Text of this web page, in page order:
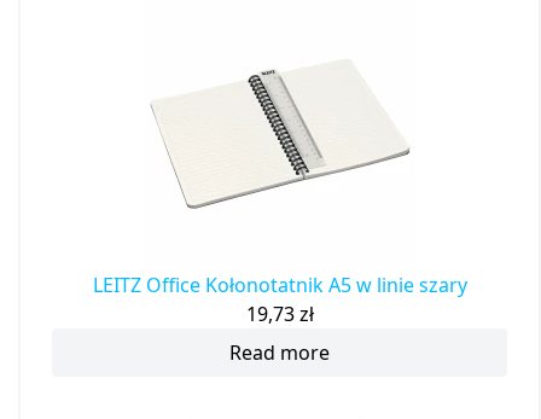
LEITZ Office Kołonotatnik A5 w linie szary
19,73zł
Read more